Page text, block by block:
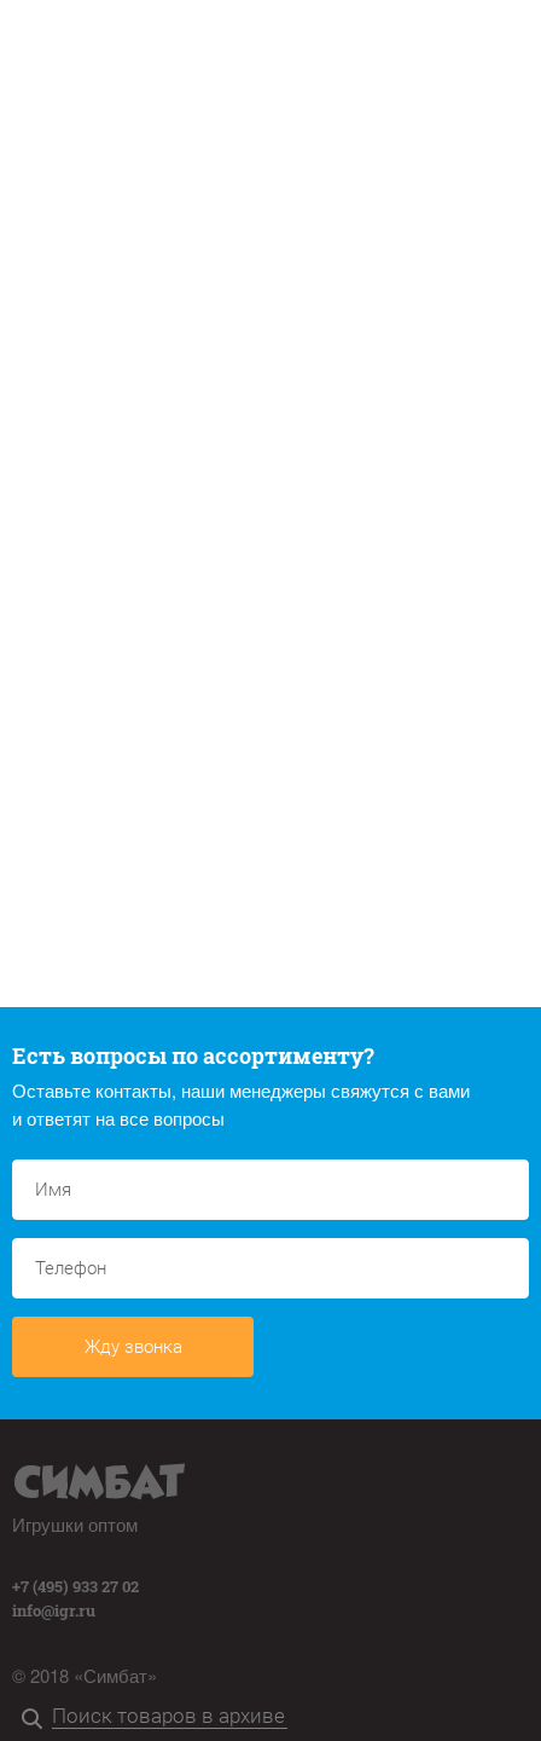
Есть вопросы по ассортименту?
Оставьте контакты, наши менеджеры свяжутся с вами
и ответят на все вопросы
Жду звонка
Игрушки оптом
+7 (495) 933 27 02
info@igr.ru
© 2018 «Симбат»